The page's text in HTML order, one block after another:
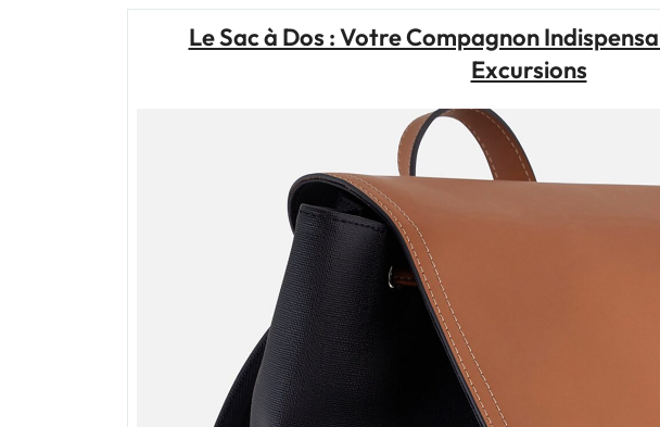
Le Sac à Dos : Votre Compagnon
Excursions